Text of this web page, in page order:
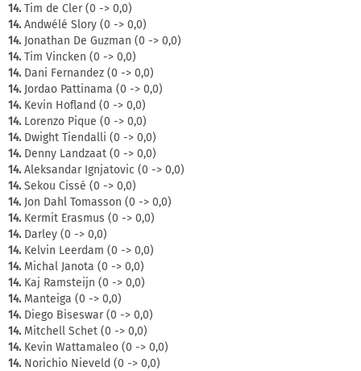
14.Tim de Cler (0 -> 0,0)
14.Andwélé Slory (0 -> 0,0)
14.Jonathan De Guzman (0 -> 0,0)
14.Tim Vincken (0 -> 0,0)
14.Dani Fernandez (0 -> 0,0)
14.Jordao Pattinama (0 -> 0,0)
14.Kevin Hofland (0 -> 0,0)
14.Lorenzo Pique (0 -> 0,0)
14.Dwight Tiendalli (0 -> 0,0)
14.Denny Landzaat (0 -> 0,0)
14.Aleksandar Ignjatovic (0 -> 0,0)
14.Sekou Cissé (0 -> 0,0)
14.Jon Dahl Tomasson (0 -> 0,0)
14.Kermit Erasmus (0 -> 0,0)
14.Darley (0 -> 0,0)
14.Kelvin Leerdam (0 -> 0,0)
14.Michal Janota (0 -> 0,0)
14.Kaj Ramsteijn (0 -> 0,0)
14.Manteiga (0 -> 0,0)
14.Diego Biseswar (0 -> 0,0)
14.Mitchell Schet (0 -> 0,0)
14.Kevin Wattamaleo (0 -> 0,0)
14.Norichio Nieveld (0 -> 0,0)